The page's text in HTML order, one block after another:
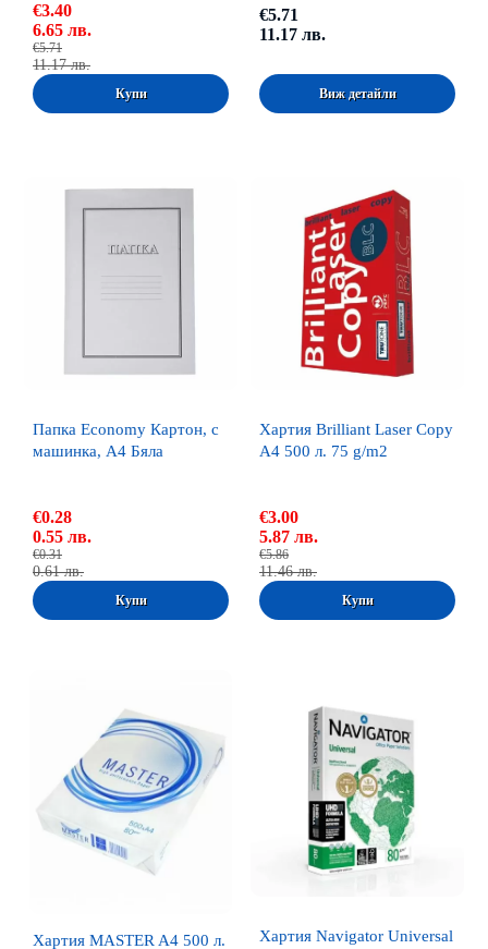
€3.40
6.65 лв.
€5.71
11.17 лв.
€5.71
11.17 лв.
Виж детайли
Папка Economy Картон, с
машинка, А4 Бяла
€0.28
0.55 лв.
€0.31
0.61 лв.
Хартия Brilliant Laser Copy
A4 500 л. 75 g/m2
€3.00
5.87 лв.
€5.86
11.46 лв.
Хартия MASTER A4 500 л. Хартия Navigator Universal